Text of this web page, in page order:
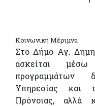
Κοινωνική Μέριμνα
Στο Δήμο Αγ.
ασκείται
προγραμμάτων
Υπηρεσίας και
Πρόνοιας, αλλά